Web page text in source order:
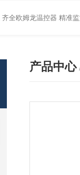
齐全欧姆龙温控器 精准
产品中心